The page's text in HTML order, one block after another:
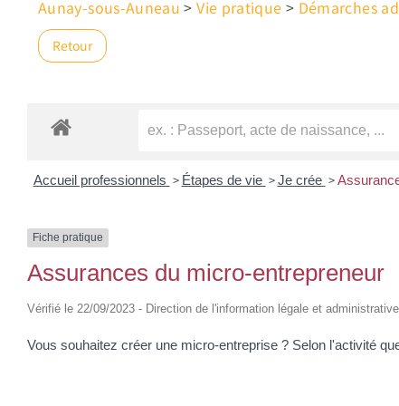
Aunay-sous-Auneau >Vie pratique > Démarches
Retour
Accueil professionnels > Étapes de vie > Je crée >
Fiche pratique
Assurances du micro-entrepreneur
Vérifié le 22/09/2023 - Direction de l'information légale et
Vous souhaitez créer une micro-entreprise ? Selon l'activité